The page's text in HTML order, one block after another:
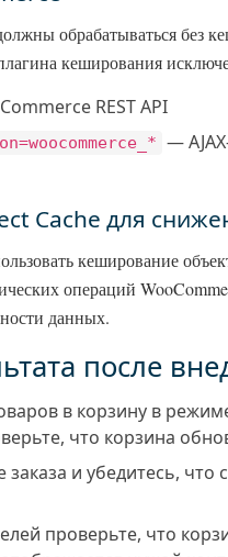
обрабатываться без
кеширования
REST API
—
Cache для
кеширование
операций
данных.
после
в корзину в
что корзина
и убедитесь,
проверьте, что